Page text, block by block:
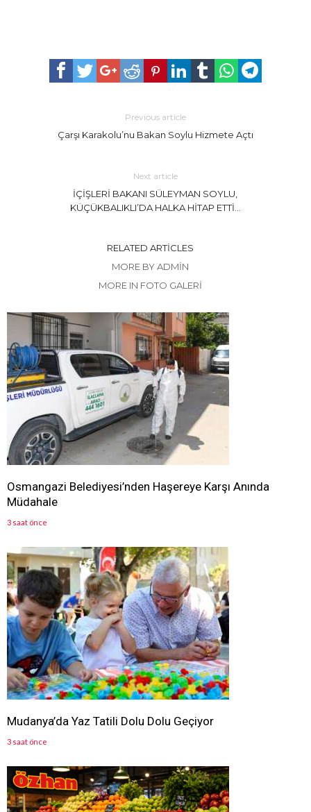
Previous article
Çarşı Karakolu’nu Bakan Soylu Hizmete Açtı
Next article
İÇİŞLERİ BAKANI SÜLEYMAN SOYLU,
KÜÇÜKBALIKLI’DA HALKA HİTAP ETTİ…
RELATED ARTICLES
MORE BY ADMIN
MORE IN FOTO GALERİ
Osmangazi Belediyesi’nden Haşereye Karşı Anında
Müdahale
3 saat önce
Mudanya’da Yaz Tatili Dolu Dolu Geçiyor
3 saat önce